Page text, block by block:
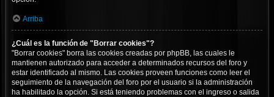
Arriba
¿Cuál es la función de "Borrar cookies"?
"Borrar cookies" borra las cookies creadas por phpBB, las cuales le
mantienen autorizado para acceder a determinados recursos del foro y
estar identificado al mismo. Las cookies proveen funciones como leer el
seguimiento de la navegación del foro por el usuario si la administración
ha habilitado la opción. Si está teniendo problemas con el ingreso o salida